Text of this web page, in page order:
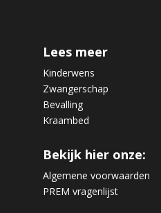
Lees meer
Kinderwens
Zwangerschap
Bevalling
Kraambed
Bekijk hier onze:
Algemene voorwaarden
PREM vragenlijst